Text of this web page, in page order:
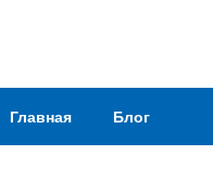
Главная Блог